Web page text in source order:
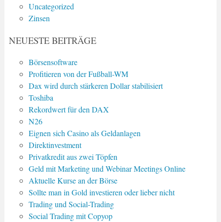
Uncategorized
Zinsen
NEUESTE BEITRÄGE
Börsensoftware
Profitieren von der Fußball-WM
Dax wird durch stärkeren Dollar stabilisiert
Toshiba
Rekordwert für den DAX
N26
Eignen sich Casino als Geldanlagen
Direktinvestment
Privatkredit aus zwei Töpfen
Geld mit Marketing und Webinar Meetings Online
Aktuelle Kurse an der Börse
Sollte man in Gold investieren oder lieber nicht
Trading und Social-Trading
Social Trading mit Copyop